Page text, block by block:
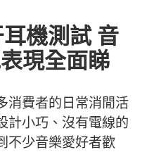
機測試 音
現全面睇
消費者的日常消閒活
計小巧、沒有電線的
不少音樂愛好者歡